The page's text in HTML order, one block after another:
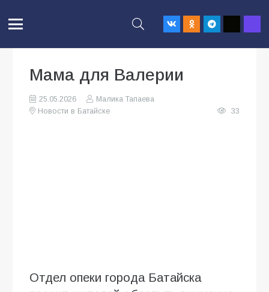
Мама для Валерии
25.05.2026
Малика Тапаева
Новости в Батайске
33
Отдел опеки города Батайска